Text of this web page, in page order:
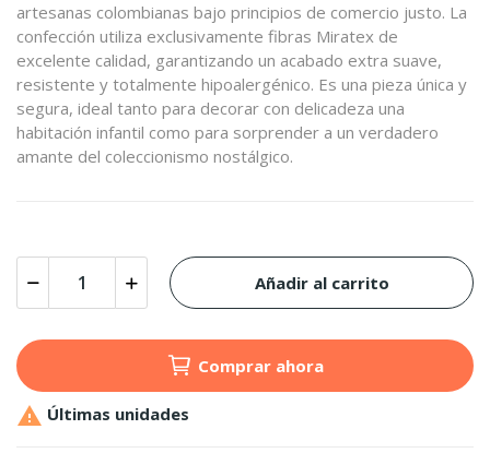
artesanas colombianas bajo principios de comercio justo. La
confección utiliza exclusivamente fibras Miratex de
excelente calidad, garantizando un acabado extra suave,
resistente y totalmente hipoalergénico. Es una pieza única y
segura, ideal tanto para decorar con delicadeza una
habitación infantil como para sorprender a un verdadero
amante del coleccionismo nostálgico.
Añadir al carrito
Comprar ahora
 Últimas unidades